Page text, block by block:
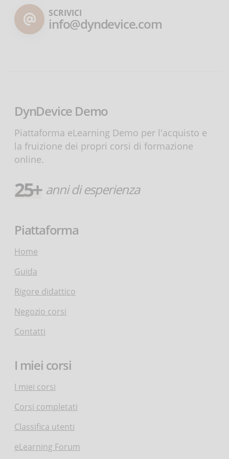
SCRIVICI
info@dyndevice.com
DynDevice Demo
Piattaforma eLearning Demo per l'acquisto e
la fruizione dei propri corsi di formazione
online.
25+ anni di esperienza
Piattaforma
Home
Guida
Rigore didattico
Negozio corsi
Contatti
I miei corsi
I miei corsi
Corsi completati
Classifica utenti
eLearning Forum